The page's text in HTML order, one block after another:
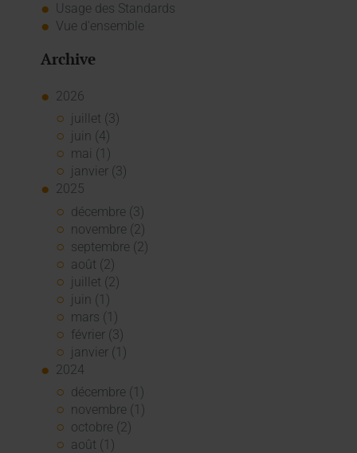
Usage des Standards
Vue d'ensemble
Archive
2026
juillet (3)
juin (4)
mai (1)
janvier (3)
2025
décembre (3)
novembre (2)
septembre (2)
août (2)
juillet (2)
juin (1)
mars (1)
février (3)
janvier (1)
2024
décembre (1)
novembre (1)
octobre (2)
août (1)